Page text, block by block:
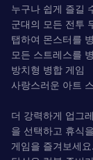
누구나 쉽게 즐길
군대의 모든 전투
탭하여 몬스터를
모든 스트레스를
방치형 병합 게임
사랑스러운 아트
더 강력하게 업그
을 선택하고 휴식
게임을 즐겨보세요.